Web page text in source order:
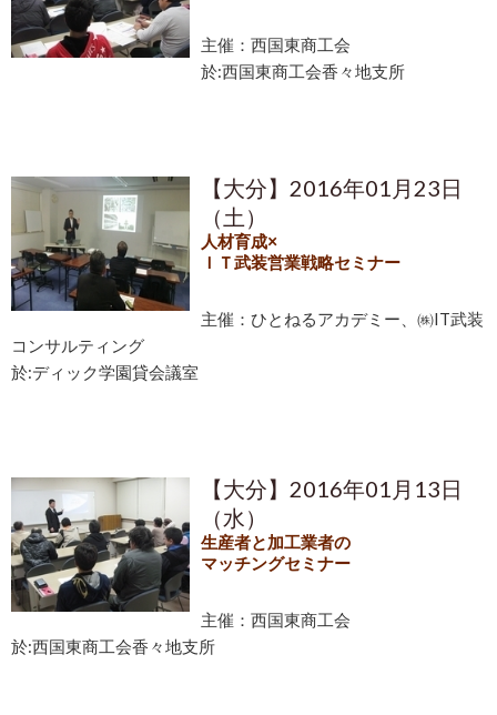
主催：西国東商工会
於:西国東商工会香々地支所
【大分】2016年01月23日
（土）
人材育成×
ＩＴ武装営業戦略セミナー
主催：ひとねるアカデミー、㈱IT武装
コンサルティング
於:ディック学園貸会議室
【大分】2016年01月13日
（水）
生産者と加工業者の
マッチングセミナー
主催：西国東商工会
於:西国東商工会香々地支所